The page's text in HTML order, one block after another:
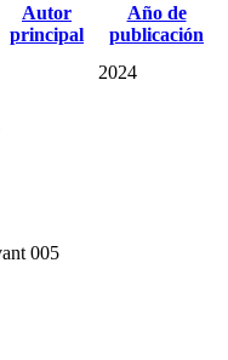
Autor
principal
Año de
publicación
2024
005